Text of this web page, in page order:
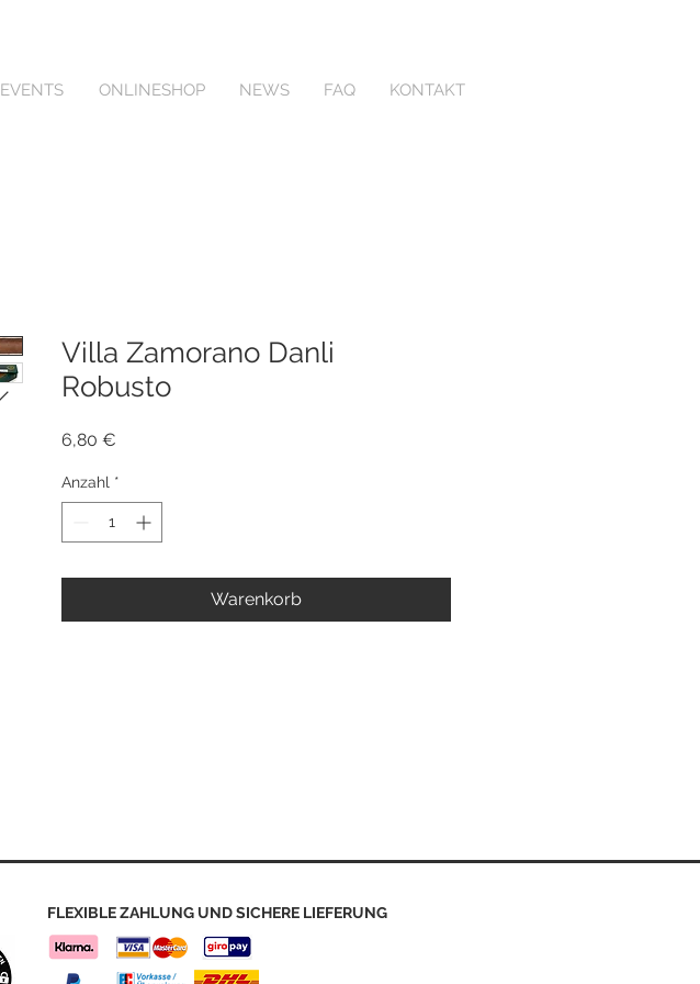
EVENTS ONLINESHOP NEWS FAQ KONTAKT
Villa Zamorano Danli
Robusto
6,80 €
Anzahl *
Warenkorb
FLEXIBLE ZAHLUNG UND SICHERE LIEFERUNG